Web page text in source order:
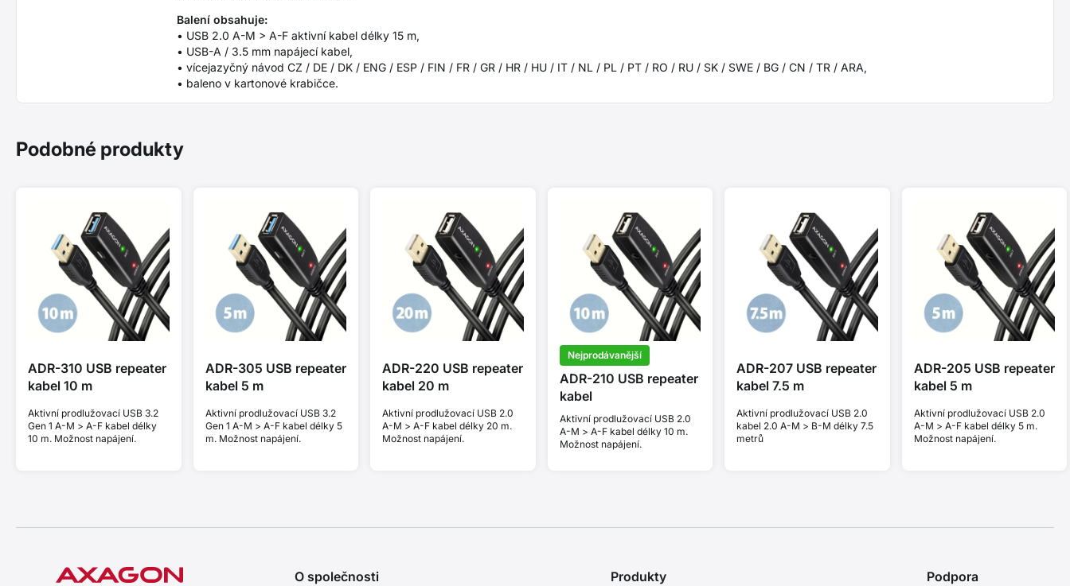
Balení obsahuje:
• USB 2.0 A-M > A-F aktivní kabel délky 15 m,
• USB-A / 3.5 mm napájecí kabel,
• vícejazyčný návod CZ / DE / DK / ENG / ESP / FIN / FR / GR / HR / HU / IT / NL / PL / PT / RO / RU / SK / SWE / BG / CN / TR / ARA,
• baleno v kartonové krabičce.
Podobné produkty
ADR-310 USB repeater
kabel 10 m
Aktivní prodlužovací USB 3.2
Gen 1 A-M > A-F kabel délky
10 m. Možnost napájení.
ADR-305 USB repeater
kabel 5 m
Aktivní prodlužovací USB 3.2
Gen 1 A-M > A-F kabel délky 5
m. Možnost napájení.
ADR-220 USB repeater
kabel 20 m
Aktivní prodlužovací USB 2.0
A-M > A-F kabel délky 20 m.
Možnost napájení.
Nejprodávanější
ADR-210 USB repeater
kabel
Aktivní prodlužovací USB 2.0
A-M > A-F kabel délky 10 m.
Možnost napájení.
ADR-207 USB repeater
kabel 7.5 m
Aktivní prodlužovací USB 2.0
kabel 2.0 A-M > B-M délky 7.5
metrů
ADR-205 USB repeater
kabel 5 m
Aktivní prodlužovací USB 2.0
A-M > A-F kabel délky 5 m.
Možnost napájení.
O společnosti Produkty Podpora